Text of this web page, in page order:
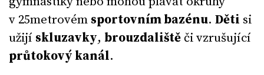
v 25metrovém sportovním bazénu. Děti si
užijí skluzavky, brouzdalištěči vzrušující
průtokový kanál.